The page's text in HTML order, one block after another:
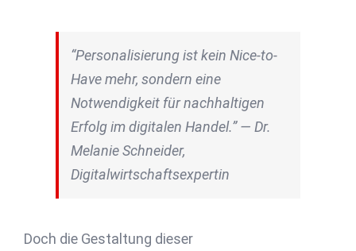
“Personalisierung ist kein Nice-to-
Have mehr, sondern eine
Notwendigkeit für nachhaltigen
Erfolg im digitalen Handel.” — Dr.
Melanie Schneider,
Digitalwirtschaftsexpertin
Doch die Gestaltung dieser